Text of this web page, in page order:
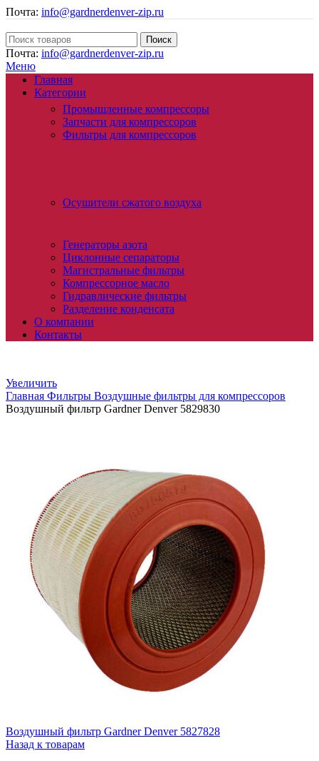
Почта: info@gardnerdenver-zip.ru
Поиск
Почта: info@gardnerdenver-zip.ru
Меню
Главная
Категории
Промышленные компрессоры
Запчасти для компрессоров
Фильтры для компрессоров
Осушители сжатого воздуха
Генераторы азота
Циклонные сепараторы
Магистральные фильтры
Компрессорное масло
Гидравлические фильтры
Разделение конденсата
О компании
Контакты
Увеличить
Главная Фильтры Воздушные фильтры для компрессоров
Воздушный фильтр Gardner Denver 5829830
Воздушный фильтр Gardner Denver 5827828
Назад к товарам